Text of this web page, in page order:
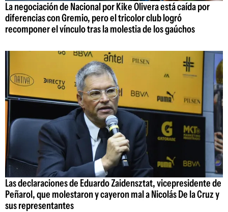
La negociación de Nacional por Kike Olivera está caída por
diferencias con Gremio, pero el tricolor club logró
recomponer el vínculo tras la molestia de los gaúchos
Las declaraciones de Eduardo Zaidensztat, vicepresidente de
Peñarol, que molestaron y cayeron mal a Nicolás De la Cruz y
sus representantes